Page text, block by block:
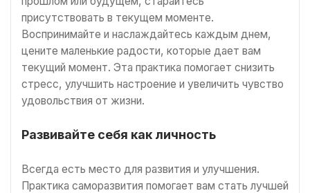
присутствовать в текущем моменте.
Воспринимайте и наслаждайтесь каждым днем,
цените маленькие радости, которые дает вам
текущий момент. Эта практика помогает снизить
стресс, улучшить настроение и увеличить чувство
удовольствия от жизни.
Развивайте себя как личность
Всегда есть место для развития и улучшения.
Практика саморазвития помогает вам стать лучшей